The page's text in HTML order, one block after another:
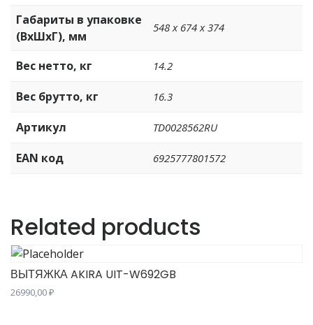
Габариты в упаковке
(ВхШхГ), мм
548 х 674 х 374
Вес нетто, кг 14.2
Вес брутто, кг 16.3
Артикул TD0028562RU
EAN код 6925777801572
Related products
ВЫТЯЖКА AKIRA UIT-W692GB
26990,00₽